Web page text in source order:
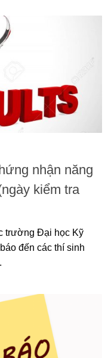
nhận năng
kiểm tra
Đại học Kỹ
đến các thí sinh